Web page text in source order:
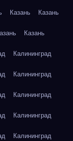
Казань Казань
Казань
Калининград
Калининград
Калининград
Калининград
Калининград